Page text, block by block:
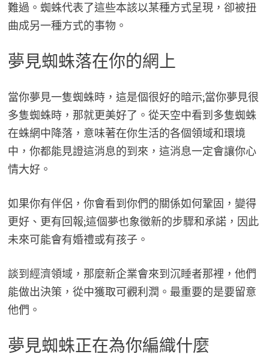
難過。蜘蛛代表了這些本該以某種方式呈現，卻被扭
曲成另一種方式的事物。
夢見蜘蛛落在你的網上
當你夢見一隻蜘蛛時，這是個很好的暗示;當你夢見很
多隻蜘蛛時，那就更美好了。從天空中看到多隻蜘蛛
在蛛網中降落，意味著在你生活的各個領域和環境
中，你都能見證這消息的到來，這消息一定會讓你心
情大好。
如果你有伴侶，你會看到你們的關係如何鞏固，變得
更好、更有回報;這個夢也象徵新的步驟和承諾，因此
未來可能會有婚禮或有孩子。
談到經濟領域，那麼新企業會來到沉睡者那裡，他們
能做出決策，從中獲取可觀利潤。最重要的是要留意
他們。
夢見蜘蛛正在為你編織什麼